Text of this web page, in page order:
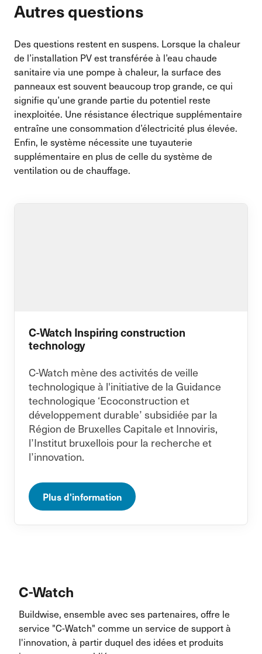
Autres questions
Des questions restent en suspens. Lorsque la chaleur
de l’installation PV est transférée à l’eau chaude
sanitaire via une pompe à chaleur, la surface des
panneaux est souvent beaucoup trop grande, ce qui
signifie qu’une grande partie du potentiel reste
inexploitée. Une résistance électrique supplémentaire
entraîne une consommation d’électricité plus élevée.
Enfin, le système nécessite une tuyauterie
supplémentaire en plus de celle du système de
ventilation ou de chauffage.
C-Watch Inspiring construction
technology
C-Watch mène des activités de veille
technologique à l'initiative de la Guidance
technologique ‘Ecoconstruction et
développement durable’ subsidiée par la
Région de Bruxelles Capitale et Innoviris,
l’Institut bruxellois pour la recherche et
l’innovation.
Plus d'information
C-Watch
Buildwise, ensemble avec ses partenaires, offre le
service "C-Watch" comme un service de support à
l'innovation, à partir duquel des idées et produits